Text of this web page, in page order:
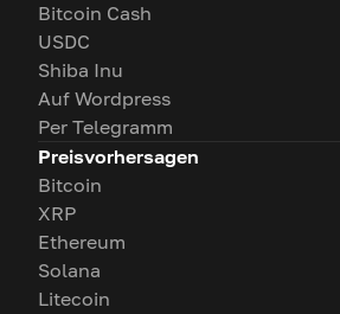
Bitcoin Cash
USDC
Shiba Inu
Auf Wordpress
Per Telegramm
Preisvorhersagen
Bitcoin
XRP
Ethereum
Solana
Litecoin